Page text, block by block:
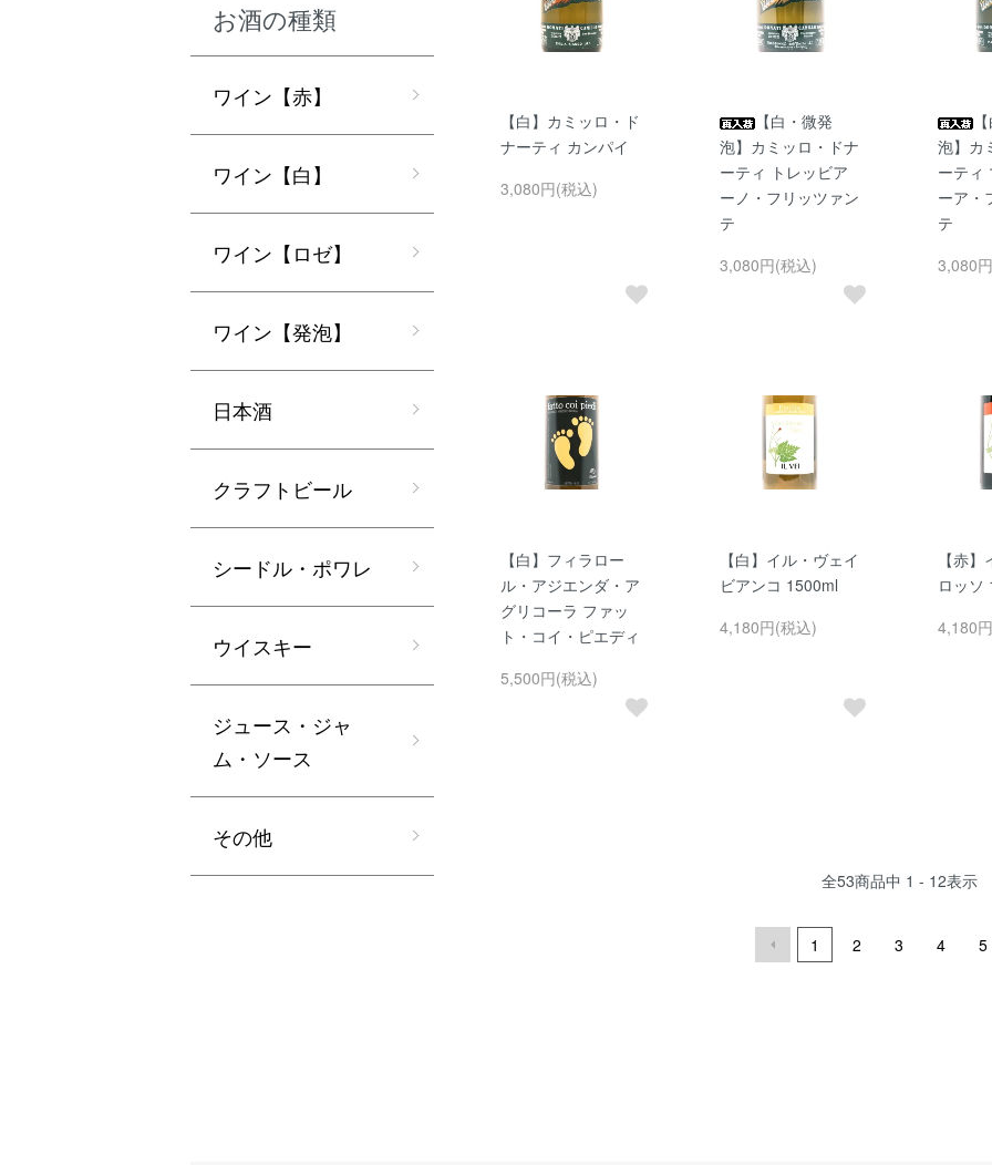
【白】カミッロ・ド
ナーティ カンパイ
3,080円(税込)
【白・微発
泡】カミッロ・ドナ
ーティ トレッビア
ーノ・フリッツァン
テ
3,080円(税込)
泡】カ
ーティ
ーア・
テ
3,080
【白】フィラロー
ル・アジエンダ・ア
グリコーラ ファッ
ト・コイ・ピエディ
5,500円(税込)
【白】イル・ヴェイ
ビアンコ 1500ml
4,180円(税込)
【赤
ロッソ
4,180
全53商品中 1 - 12表示
1 2 3 4 5
お酒の種類
ワイン【赤】
ワイン【白】
ワイン【ロゼ】
ワイン【発泡】
日本酒
クラフトビール
シードル・ポワレ
ウイスキー
ジュース・ジャ
ム・ソース
その他